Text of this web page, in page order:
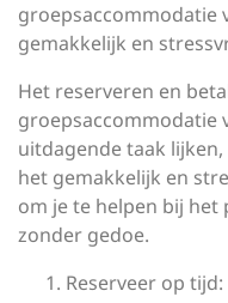
groepsaccommodatie
gemakkelijk en
Het reserveren en
groepsaccommodatie
uitdagende taak
het gemakkelijk en
om je te helpen bij
zonder gedoe.
Reserveer op